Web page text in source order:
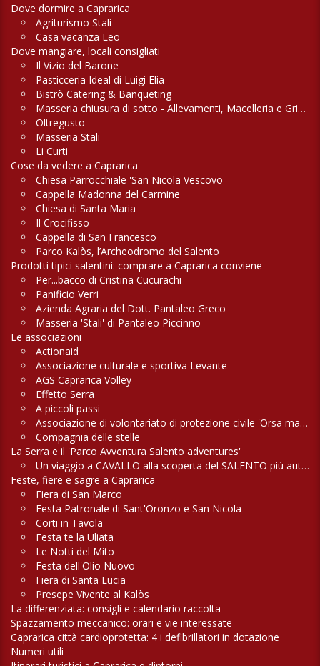
Dove dormire a Caprarica
Agriturismo Stali
Casa vacanza Leo
Dove mangiare, locali consigliati
Il Vizio del Barone
Pasticceria Ideal di Luigi Elia
Bistrò Catering & Banqueting
Masseria chiusura di sotto - Allevamenti, Macelleria e Griglieria
Oltregusto
Masseria Stali
Li Curti
Cose da vedere a Caprarica
Chiesa Parrocchiale 'San Nicola Vescovo'
Cappella Madonna del Carmine
Chiesa di Santa Maria
Il Crocifisso
Cappella di San Francesco
Parco Kalòs, l’Archeodromo del Salento
Prodotti tipici salentini: comprare a Caprarica conviene
Per...bacco di Cristina Cucurachi
Panificio Verri
Azienda Agraria del Dott. Pantaleo Greco
Masseria 'Stali' di Pantaleo Piccinno
Le associazioni
Actionaid
Associazione culturale e sportiva Levante
AGS Caprarica Volley
Effetto Serra
A piccoli passi
Associazione di volontariato di protezione civile 'Orsa maggiore'
Compagnia delle stelle
La Serra e il 'Parco Avventura Salento adventures'
Un viaggio a CAVALLO alla scoperta del SALENTO più autentico
Feste, fiere e sagre a Caprarica
Fiera di San Marco
Festa Patronale di Sant'Oronzo e San Nicola
Corti in Tavola
Festa te la Uliata
Le Notti del Mito
Festa dell'Olio Nuovo
Fiera di Santa Lucia
Presepe Vivente al Kalòs
La differenziata: consigli e calendario raccolta
Spazzamento meccanico: orari e vie interessate
Caprarica città cardioprotetta: 4 i defibrillatori in dotazione
Numeri utili